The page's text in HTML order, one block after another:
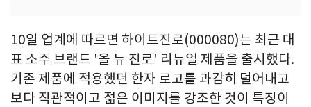
10일 업계에 따르면 하이트진로(000080)는 최근 대
표 소주 브랜드 '올 뉴 진로' 리뉴얼 제품을 출시했다.
기존 제품에 적용했던 한자 로고를 과감히 덜어내고
보다 직관적이고 젊은 이미지를 강조한 것이 특징이